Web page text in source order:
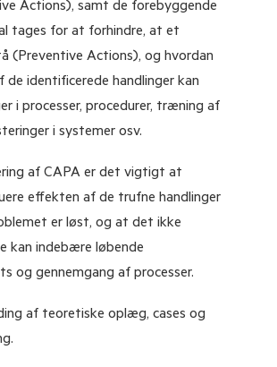
Actions), samt de forebyggende
tages for at forhindre, at et
(Preventive Actions), og hvordan
de identificerede handlinger kan
i processer, procedurer, træning af
i systemer osv.
af CAPA er det vigtigt at
effekten af de trufne handlinger
er løst, og at det ikke
kan indebære løbende
og gennemgang af processer.
af teoretiske oplæg, cases og